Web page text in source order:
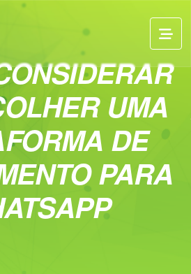
UMA
DE
PARA